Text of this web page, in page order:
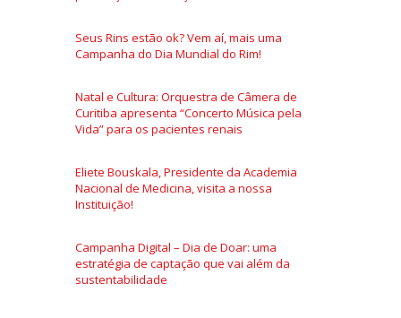
Seus Rins estão ok? Vem aí, mais uma
Campanha do Dia Mundial do Rim!
Natal e Cultura: Orquestra de Câmera de
Curitiba apresenta “Concerto Música pela
Vida” para os pacientes renais
Eliete Bouskala, Presidente da Academia
Nacional de Medicina, visita a nossa
Instituição!
Campanha Digital – Dia de Doar: uma
estratégia de captação que vai além da
sustentabilidade